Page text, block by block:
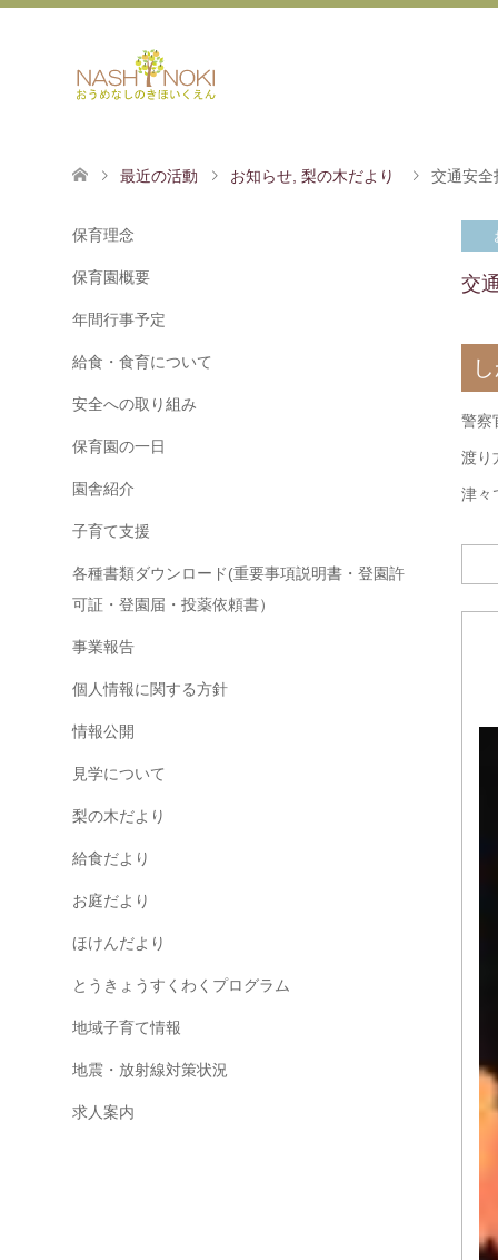
最近の活動 お知らせ 梨の木だより 交通安全
交
警察
渡り
津々
保育理念
保育園概要
年間行事予定
給食・食育について
安全への取り組み
保育園の一日
園舎紹介
子育て支援
各種書類ダウンロード(重要事項説明書・登園許
可証・登園届・投薬依頼書）
事業報告
個人情報に関する方針
情報公開
見学について
梨の木だより
給食だより
お庭だより
ほけんだより
とうきょうすくわくプログラム
地域子育て情報
地震・放射線対策状況
求人案内